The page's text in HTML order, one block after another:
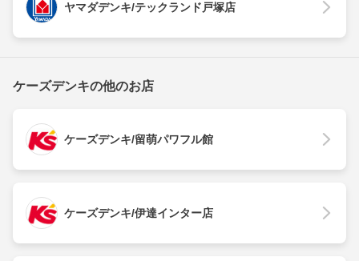
ヤマダデンキ/テックランド戸塚店
ケーズデンキの他のお店
ケーズデンキ/留萌パワフル館
ケーズデンキ/伊達インター店